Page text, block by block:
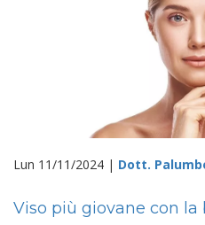
Lun 11/11/2024 | Dott.
Viso più giovane con